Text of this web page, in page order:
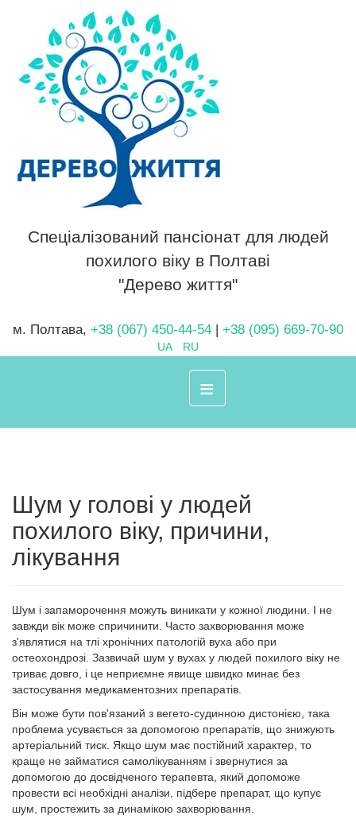
Спеціалізований пансіонат для людей
похилого віку в Полтаві
"Дерево життя"
м. Полтава, +38 (067) 450-44-54 | +38 (095) 669-70-90
UA RU
≡
Шум у голові у людей
похилого віку, причини,
лікування
Шум і запаморочення можуть виникати у кожної людини. І не
завжди вік може спричинити. Часто захворювання може
з'являтися на тлі хронічних патологій вуха або при
остеохондрозі. Зазвичай шум у вухах у людей похилого віку не
триває довго, і це неприємне явище швидко минає без
застосування медикаментозних препаратів.
Він може бути пов'язаний з вегето-судинною дистонією, така
проблема усувається за допомогою препаратів, що знижують
артеріальний тиск. Якщо шум має постійний характер, то
краще не займатися самолікуванням і звернутися за
допомогою до досвідченого терапевта, який допоможе
провести всі необхідні аналізи, підбере препарат, що купує
шум, простежить за динамікою захворювання.